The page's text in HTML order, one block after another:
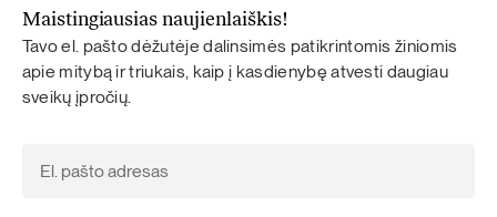
Maistingiausias naujienlaiškis!
Tavo el. pašto dėžutėje dalinsimės patikrintomis žiniomis
apie mitybą ir triukais, kaip į kasdienybę atvesti daugiau
sveikų įpročių.